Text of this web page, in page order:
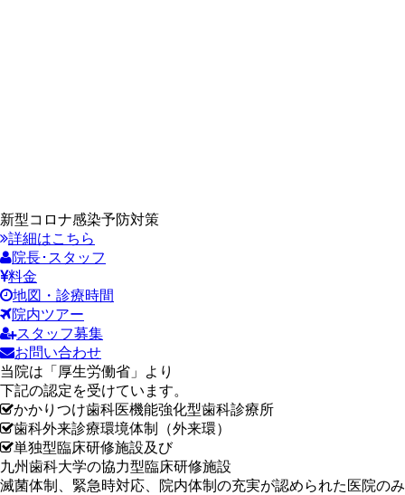
新型コロナ感染予防対策
詳細はこちら
院長･スタッフ
料金
地図・診療時間
院内ツアー
スタッフ募集
お問い合わせ
当院は「厚生労働省」より
下記の認定を受けています。
かかりつけ歯科医機能強化型歯科診療所
歯科外来診療環境体制（外来環）
単独型臨床研修施設及び
九州歯科大学の協力型臨床研修施設
滅菌体制、緊急時対応、院内体制の充実が認められた医院のみ